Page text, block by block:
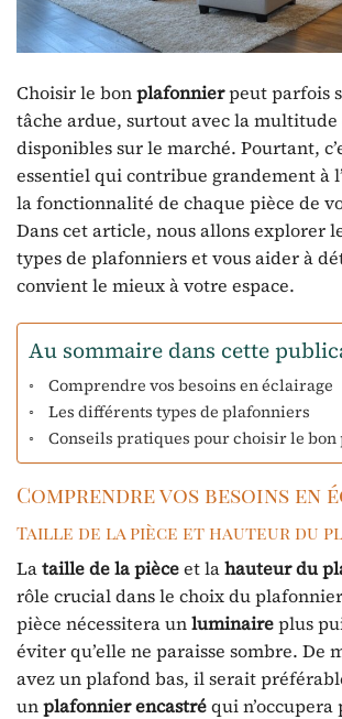
Choisir le bonplafonnierpeut parfois
tâche ardue, surtout avec la multitude
disponibles sur le marché. Pourtant,
essentiel qui contribue grandement à
la fonctionnalité de chaque pièce de
Dans cet article, nous allons explorer
types de plafonniers et vous aider à
convient le mieux à votre espace.
Au sommaire dans cette
Comprendre vos besoins en éclairage
Les différents types de plafonniers
Conseils pratiques pour choisir le
Comprendre vos besoins en
Taille de la pièce et hauteur du
Lataille de la pièceet lahauteur du
rôle crucial dans le choix du
pièce nécessitera unluminaireplus
éviter qu’elle ne paraisse sombre. De
avez un plafond bas, il serait
unplafonnier encastréqui n’occupera